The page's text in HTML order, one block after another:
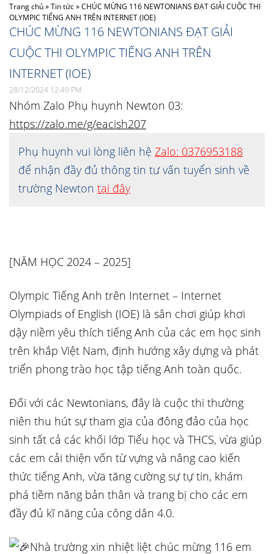
Trang chủ»Tin tức»CHÚC MỪNG 116 NEWTONIANS ĐẠT GIẢI CUỘC THI
OLYMPIC TIẾNG ANH TRÊN INTERNET (IOE)
CHÚC MỪNG 116 NEWTONIANS ĐẠT GIẢI
CUỘC THI OLYMPIC TIẾNG ANH TRÊN
INTERNET (IOE)
28/12/2024 12:49 PM
Nhóm Zalo Phụ huynh Newton 03:
https://zalo.me/g/eacish207
Phụ huynh vui lòng liên hệ Zalo: 0376953188
để nhận đầy đủ thông tin tư vấn tuyển sinh về
trường Newton tại đây
[NĂM HỌC 2024 – 2025]
Olympic Tiếng Anh trên Internet – Internet
Olympiads of English (IOE) là sân chơi giúp khơi
dậy niềm yêu thích tiếng Anh của các em học sinh
trên khắp Việt Nam, định hướng xây dựng và phát
triển phong trào học tập tiếng Anh toàn quốc.
Đối với các Newtonians, đây là cuộc thi thường
niên thu hút sự tham gia của đông đảo của học
sinh tất cả các khối lớp Tiểu học và THCS, vừa giúp
các em cải thiện vốn từ vựng và nâng cao kiến
thức tiếng Anh, vừa tăng cường sự tự tin, khám
phá tiềm năng bản thân và trang bị cho các em
đầy đủ kĩ năng của công dân 4.0.
Nhà trường xin nhiệt liệt chúc mừng 116 em